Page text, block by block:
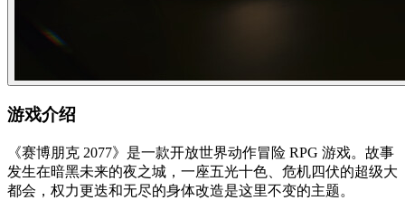
游戏介绍
《赛博朋克 2077》是一款开放世界动作冒险 RPG 游戏。故事
发生在暗黑未来的夜之城，一座五光十色、危机四伏的超级大
都会，权力更迭和无尽的身体改造是这里不变的主题。